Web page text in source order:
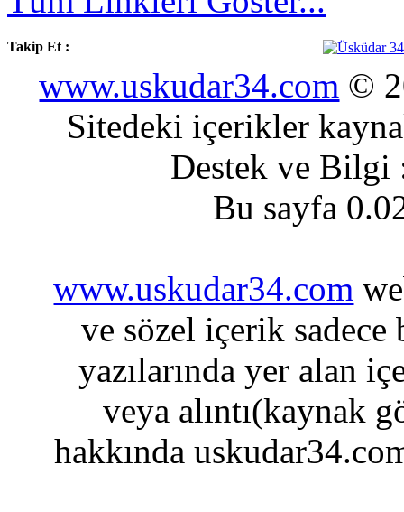
Takip Et :
www.uskudar34.com ©
Sitedeki içerikler
Destek ve
Bu sayfa
www.uskudar34.com
ve sözel içerik sadece
yazılarında yer alan
veya alıntı(kaynak
hakkında